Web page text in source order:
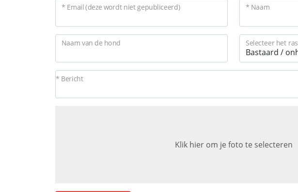
* Email (deze wordt niet gepubliceerd) * Naam
Naam van de hond Selecteer het ras
* Bericht
Klik hier om je foto te selecteren